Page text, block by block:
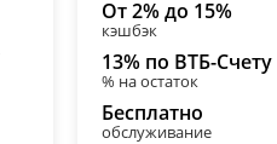
От 2% до 15%
кэшбэк
13% по ВТБ-Счету
% на остаток
Бесплатно
обслуживание